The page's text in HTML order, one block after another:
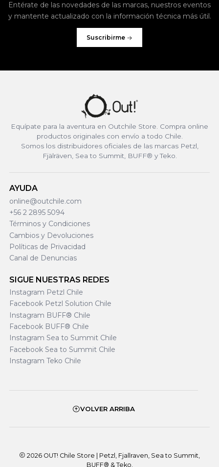
Entérate de las novedades de las marcas, nuestros eventos
y mantente actualizado con la información técnica más útil.
Suscribirme
Equípate para la aventura en Outchile Store. Compra online
productos originales con envío a todo Chile.
Somos los distribuidores oficiales de las marcas Petzl,
Fjälräven, Sea to Summit, BUFF® y Teko.
AYUDA
online@outchile.com
+56 2 2895 5094
Términos y Condiciones
Cambios y Devoluciones
Políticas de Privacidad
Canal de Denuncias
SIGUE NUESTRAS REDES
Instagram Petzl Chile
Facebook Petzl Solution Chile
Instagram BUFF® Chile
Facebook BUFF® Chile
Instagram Sea to Summit Chile
Facebook Sea to Summit Chile
Instagram Teko Chile
2026 OUT! Chile Store | Petzl, Fjallraven, Sea to Summit,
BUFF® & Teko.
VOLVER ARRIBA